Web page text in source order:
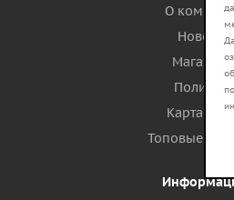
О
Новости
Политика
Карта
Топовые